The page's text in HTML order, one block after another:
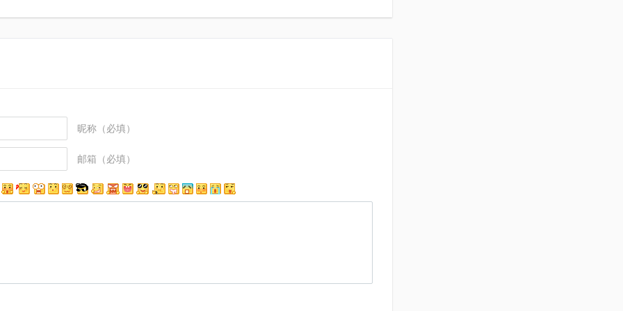
昵称（必填）
邮箱（必填）